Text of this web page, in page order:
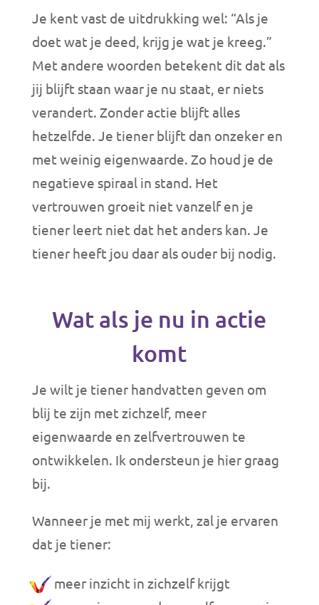
Je kent vast de uitdrukking wel: “Als je
doet wat je deed, krijg je wat je kreeg.”
Met andere woorden betekent dit dat als
jij blijft staan waar je nu staat, er niets
verandert. Zonder actie blijft alles
hetzelfde. Je tiener blijft dan onzeker en
met weinig eigenwaarde. Zo houd je de
negatieve spiraal in stand. Het
vertrouwen groeit niet vanzelf en je
tiener leert niet dat het anders kan. Je
tiener heeft jou daar als ouder bij nodig.
Wat als je nu in actie
komt
Je wilt je tiener handvatten geven om
blij te zijn met zichzelf, meer
eigenwaarde en zelfvertrouwen te
ontwikkelen. Ik ondersteun je hier graag
bij.
Wanneer je met mij werkt, zal je ervaren
dat je tiener:
meer inzicht in zichzelf krijgt